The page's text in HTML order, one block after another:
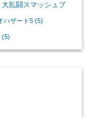
大乱闘スマッシュブ
ハザード5(5)
(5)